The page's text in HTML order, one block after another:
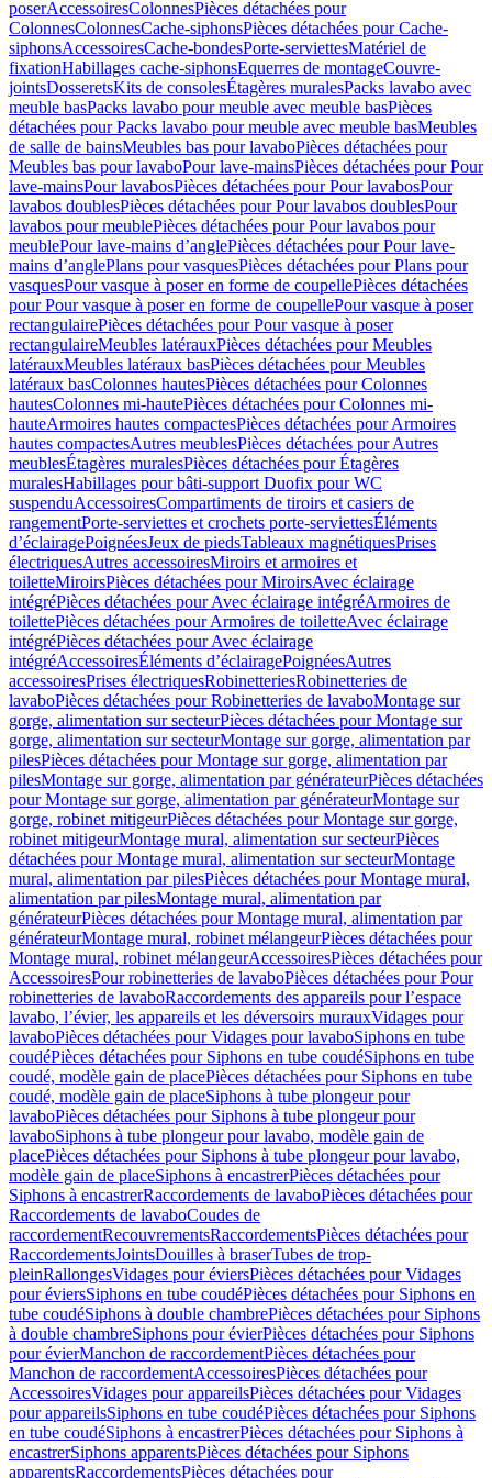
poserAccessoiresColonnesPièces détachées pour
ColonnesColonnesCache-siphonsPièces détachées pour Cache-
siphonsAccessoiresCache-bondesPorte-serviettesMatériel de
fixationHabillages cache-siphonsEquerres de montageCouvre-
jointsDosseretsKits de consolesÉtagères muralesPacks lavabo avec
meuble basPacks lavabo pour meuble avec meuble basPièces
détachées pour Packs lavabo pour meuble avec meuble basMeubles
de salle de bainsMeubles bas pour lavaboPièces détachées pour
Meubles bas pour lavaboPour lave-mainsPièces détachées pour Pour
lave-mainsPour lavabosPièces détachées pour Pour lavabosPour
lavabos doublesPièces détachées pour Pour lavabos doublesPour
lavabos pour meublePièces détachées pour Pour lavabos pour
meublePour lave-mains d’anglePièces détachées pour Pour lave-
mains d’anglePlans pour vasquesPièces détachées pour Plans pour
vasquesPour vasque à poser en forme de coupellePièces détachées
pour Pour vasque à poser en forme de coupellePour vasque à poser
rectangulairePièces détachées pour Pour vasque à poser
rectangulaireMeubles latérauxPièces détachées pour Meubles
latérauxMeubles latéraux basPièces détachées pour Meubles
latéraux basColonnes hautesPièces détachées pour Colonnes
hautesColonnes mi-hautePièces détachées pour Colonnes mi-
hauteArmoires hautes compactesPièces détachées pour Armoires
hautes compactesAutres meublesPièces détachées pour Autres
meublesÉtagères muralesPièces détachées pour Étagères
muralesHabillages pour bâti-support Duofix pour WC
suspenduAccessoiresCompartiments de tiroirs et casiers de
rangementPorte-serviettes et crochets porte-serviettesÉléments
d’éclairagePoignéesJeux de piedsTableaux magnétiquesPrises
électriquesAutres accessoiresMiroirs et armoires et
toiletteMiroirsPièces détachées pour MiroirsAvec éclairage
intégréPièces détachées pour Avec éclairage intégréArmoires de
toilettePièces détachées pour Armoires de toiletteAvec éclairage
intégréPièces détachées pour Avec éclairage
intégréAccessoiresÉléments d’éclairagePoignéesAutres
accessoiresPrises électriquesRobinetteriesRobinetteries de
lavaboPièces détachées pour Robinetteries de lavaboMontage sur
gorge, alimentation sur secteurPièces détachées pour Montage sur
gorge, alimentation sur secteurMontage sur gorge, alimentation par
pilesPièces détachées pour Montage sur gorge, alimentation par
pilesMontage sur gorge, alimentation par générateurPièces détachées
pour Montage sur gorge, alimentation par générateurMontage sur
gorge, robinet mitigeurPièces détachées pour Montage sur gorge,
robinet mitigeurMontage mural, alimentation sur secteurPièces
détachées pour Montage mural, alimentation sur secteurMontage
mural, alimentation par pilesPièces détachées pour Montage mural,
alimentation par pilesMontage mural, alimentation par
générateurPièces détachées pour Montage mural, alimentation par
générateurMontage mural, robinet mélangeurPièces détachées pour
Montage mural, robinet mélangeurAccessoiresPièces détachées pour
AccessoiresPour robinetteries de lavaboPièces détachées pour Pour
robinetteries de lavaboRaccordements des appareils pour l’espace
lavabo, l’évier, les appareils et les déversoirs murauxVidages pour
lavaboPièces détachées pour Vidages pour lavaboSiphons en tube
coudéPièces détachées pour Siphons en tube coudéSiphons en tube
coudé, modèle gain de placePièces détachées pour Siphons en tube
coudé, modèle gain de placeSiphons à tube plongeur pour
lavaboPièces détachées pour Siphons à tube plongeur pour
lavaboSiphons à tube plongeur pour lavabo, modèle gain de
placePièces détachées pour Siphons à tube plongeur pour lavabo,
modèle gain de placeSiphons à encastrerPièces détachées pour
Siphons à encastrerRaccordements de lavaboPièces détachées pour
Raccordements de lavaboCoudes de
raccordementRecouvrementsRaccordementsPièces détachées pour
RaccordementsJointsDouilles à braserTubes de trop-
pleinRallongesVidages pour éviersPièces détachées pour Vidages
pour éviersSiphons en tube coudéPièces détachées pour Siphons en
tube coudéSiphons à double chambrePièces détachées pour Siphons
à double chambreSiphons pour évierPièces détachées pour Siphons
pour évierManchon de raccordementPièces détachées pour
Manchon de raccordementAccessoiresPièces détachées pour
AccessoiresVidages pour appareilsPièces détachées pour Vidages
pour appareilsSiphons en tube coudéPièces détachées pour Siphons
en tube coudéSiphons à encastrerPièces détachées pour Siphons à
encastrerSiphons apparentsPièces détachées pour Siphons
apparentsRaccordementsPièces détachées pour